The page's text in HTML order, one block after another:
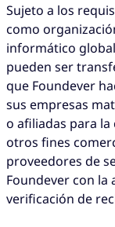
Sujeto a los
como
informático
pueden ser
que Foundever
sus empresas
o afiliadas para
otros fines
proveedores de
Foundever con
verificación de